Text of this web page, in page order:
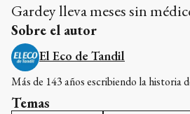
Gardey lleva meses sin
Sobre el autor
El Eco de Tandil
Más de 143 años escribiendo la historia
Temas